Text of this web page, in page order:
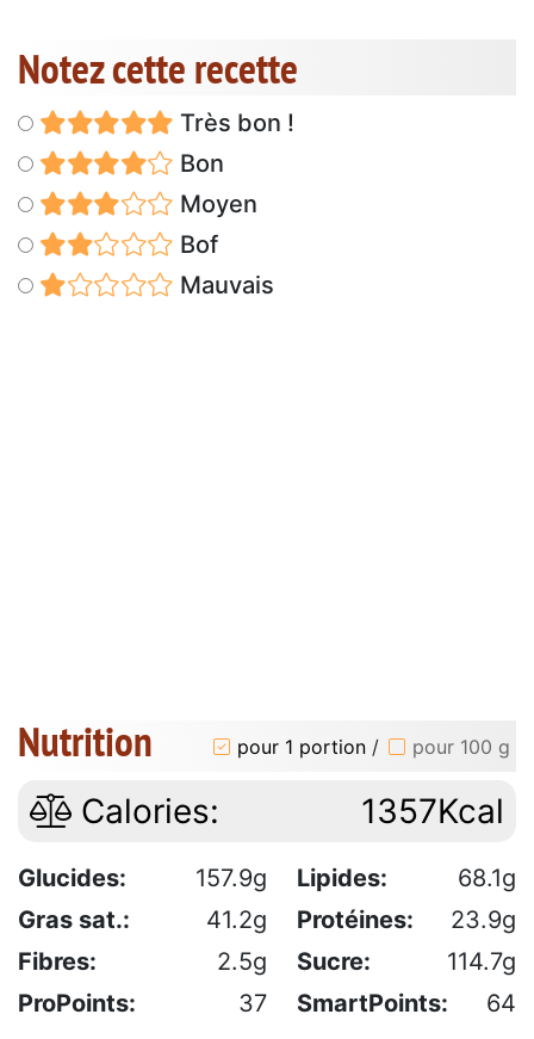
Notez cette recette
Très bon !
Bon
Moyen
Bof
Mauvais
Nutrition pour 1 portion / pour 100 g
Calories: 1357Kcal
Glucides: 157.9g Lipides:
68.1g
Gras sat.:
41.2g Protéines:
23.9g
Fibres:
2.5g Sucre:
114.7g
ProPoints:
37 SmartPoints: 64